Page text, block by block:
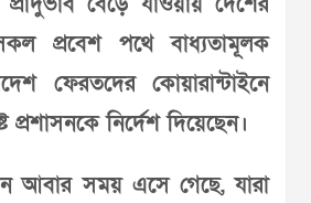
প্রবেশ পথে বাধ্যতামূলক
ফেরতদের কোয়ারান্টাইনে
প্রশাসনকে নির্দেশ দিয়েছেন।
আবার সময় এসে গেছে, যারা